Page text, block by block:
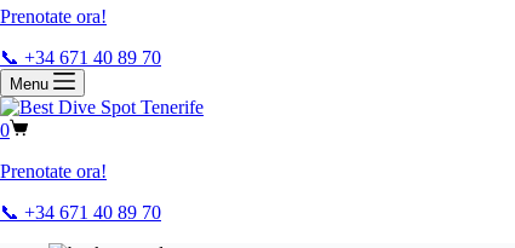
Prenotate ora!
📞 +34 671 40 89 70
Menu
0
Prenotate ora!
📞 +34 671 40 89 70